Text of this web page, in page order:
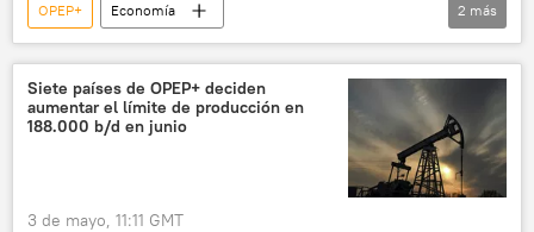
OPEP+
Economía
Emiratos Árabes Unidos
OPEP
petróleo
2 más
Siete países de OPEP+ deciden
aumentar el límite de producción en
188.000 b/d en junio
3 de mayo, 11:11 GMT